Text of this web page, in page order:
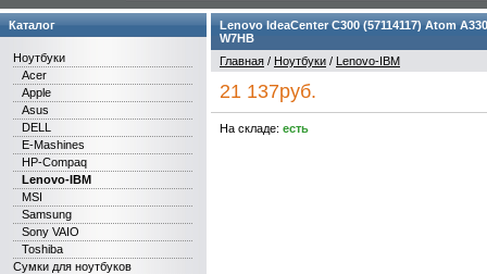
Каталог
Ноутбуки
Acer
Apple
Asus
DELL
E-Mashines
HP-Compaq
Lenovo-IBM
MSI
Samsung
Sony VAIO
Toshiba
Сумки для ноутбуков
Lenovo IdeaCenter С300 (57114117) Atom
W7HB
Главная / Ноутбуки / Lenovo-IBM
21 137руб.
На складе: есть